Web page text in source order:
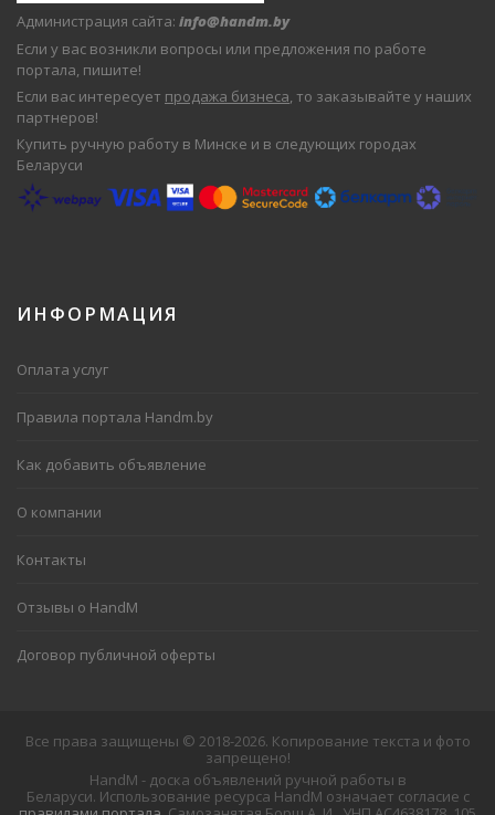
Администрация сайта: info@handm.by
Если у вас возникли вопросы или предложения по работе
портала, пишите!
Если вас интересует продажа бизнеса, то заказывайте у наших
партнеров!
Купить ручную работу в Минске и в следующих городах
Беларуси
ИНФОРМАЦИЯ
Оплата услуг
Правила портала Handm.by
Как добавить объявление
О компании
Контакты
Отзывы о HandM
Договор публичной оферты
Все права защищены © 2018-2026. Копирование текста и фото
запрещено!
HandM - доска объявлений ручной работы в
Беларуси. Использование ресурса HandM означает согласие с